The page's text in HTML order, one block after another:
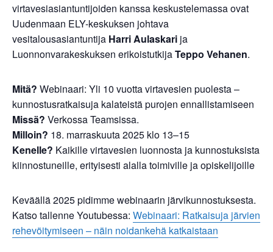
virtavesiasiantuntijoiden kanssa keskustelemassa ovat
Uudenmaan ELY-keskuksen johtava
vesitalousasiantuntija Harri Aulaskari ja
Luonnonvarakeskuksen erikoistutkijaTeppo Vehanen.
Mitä? Webinaari: Yli 10 vuotta virtavesien puolesta –
kunnostusratkaisuja kalateistä purojen ennallistamiseen
Missä? Verkossa Teamsissa.
Milloin? 18. marraskuuta 2025 klo 13–15
Kenelle? Kaikille virtavesien luonnosta ja kunnostuksista
kiinnostuneille, erityisesti alalla toimiville ja opiskelijoille
Keväällä 2025 pidimme webinaarin järvikunnostuksesta.
Katso tallenne Youtubessa: Webinaari: Ratkaisuja järvien
rehevöitymiseen – näin noidankehä katkaistaan